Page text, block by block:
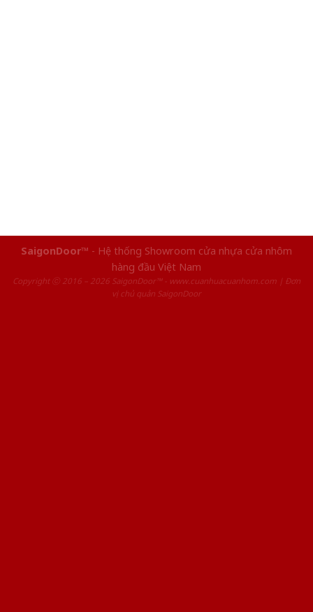
SaigonDoor™ - Hệ thống Showroom cửa nhựa cửa nhôm
hàng đầu Việt Nam
Copyright ⓒ 2016 – 2026 SaigonDoor™ - www.cuanhuacuanhom.com | Đơn
vị chủ quản SaigonDoor